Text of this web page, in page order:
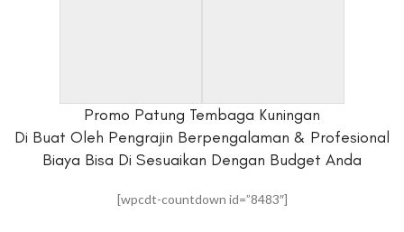
Promo Patung Tembaga Kuningan
Di Buat Oleh Pengrajin Berpengalaman & Profesional
Biaya Bisa Di Sesuaikan Dengan Budget Anda
[wpcdt-countdown id=”8483″]